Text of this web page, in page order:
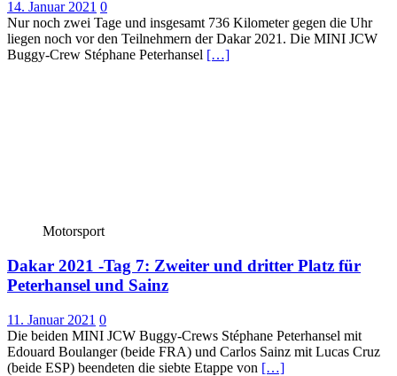
14. Januar 2021 0
Nur noch zwei Tage und insgesamt 736 Kilometer gegen die Uhr
liegen noch vor den Teilnehmern der Dakar 2021. Die MINI JCW
Buggy-Crew Stéphane Peterhansel […]
Motorsport
Dakar 2021 -Tag 7: Zweiter und dritter Platz für
Peterhansel und Sainz
11. Januar 2021 0
Die beiden MINI JCW Buggy-Crews Stéphane Peterhansel mit
Edouard Boulanger (beide FRA) und Carlos Sainz mit Lucas Cruz
(beide ESP) beendeten die siebte Etappe von […]